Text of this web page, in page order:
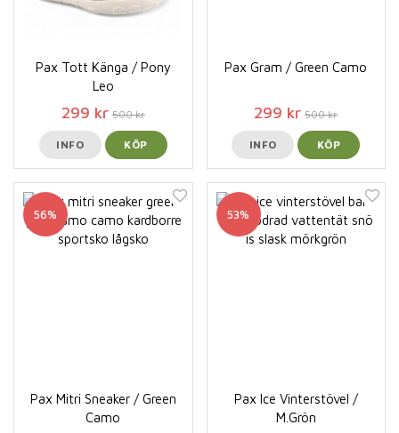
Pax Tott Känga / Pony
Leo
299 kr 500 kr
INFO KÖP
Pax Gram / Green Camo
299 kr 500 kr
INFO KÖP
56%
Pax Mitri Sneaker / Green
Camo
53%
Pax Ice Vinterstövel /
M.Grön